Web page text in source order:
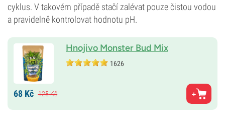
cyklus. V takovém případě stačí zalévat pouze čistou vodou
a pravidelně kontrolovat hodnotu pH.
Hnojivo Monster Bud Mix
1626
68 Kč 125Kč